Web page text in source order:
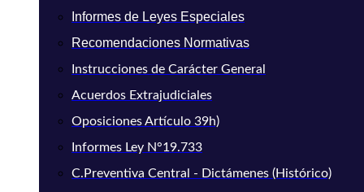
Informes de Leyes Especiales
Recomendaciones Normativas
Instrucciones de Carácter General
Acuerdos Extrajudiciales
Oposiciones Artículo 39h)
Informes Ley N°19.733
C.Preventiva Central - Dictámenes (Histórico)